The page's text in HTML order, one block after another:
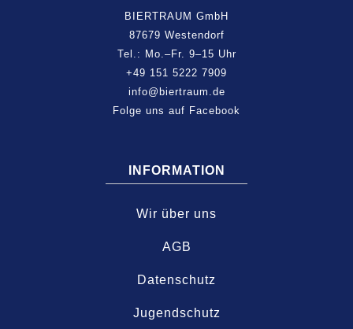
BIERTRAUM GmbH
87679 Westendorf
Tel.: Mo.–Fr. 9–15 Uhr
+49 151 5222 7909
info@biertraum.de
Folge uns auf Facebook
INFORMATION
Wir über uns
AGB
Datenschutz
Jugendschutz